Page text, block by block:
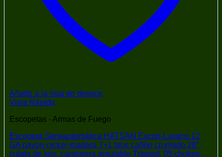
Añadir a la lista de deseos
Vista Rápida
Escopetas - Armas de Fuego
Escopeta Semiautomática HATSAN Escort-Luxano 12
GA pavon-nickel-madera 7+1 tiros cañón cromado 28″,
culata de lujo. cantonera regulable Triopad, 05 chokes.